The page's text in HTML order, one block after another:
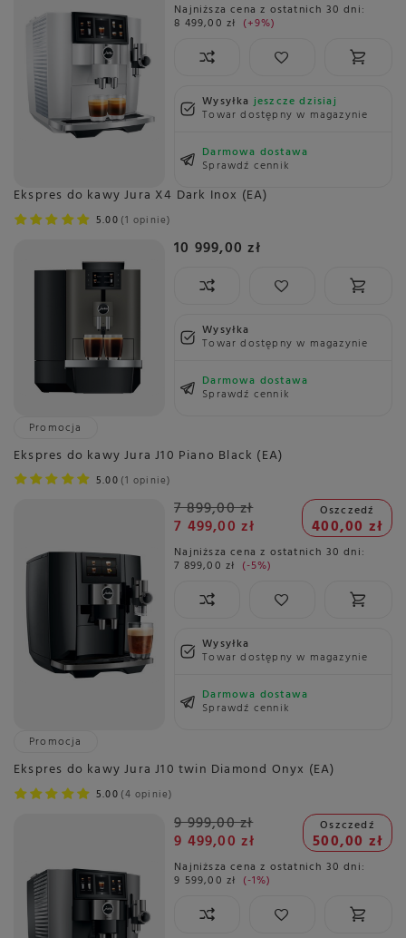
Najniższa cena z ostatnich 30 dni:
8 499,00 zł +9%
Wysyłkajeszcze dzisiaj
Towar dostępny w magazynie
Darmowa dostawa
Sprawdź cennik
Ekspres do kawy Jura X4 Dark Inox (EA)
5.00 1 opinie
10 999,00 zł
Wysyłka
Towar dostępny w magazynie
Darmowa dostawa
Sprawdź cennik
Promocja
Ekspres do kawy Jura J10 Piano Black (EA)
5.00 1 opinie
7 899,00 zł
7 499,00 zł
Oszczedź
400,00 zł
Najniższa cena z ostatnich 30 dni:
7 899,00 zł -5%
Wysyłka
Towar dostępny w magazynie
Darmowa dostawa
Sprawdź cennik
Promocja
Ekspres do kawy Jura J10 twin Diamond Onyx (EA)
5.00 4 opinie
9 999,00 zł
9 499,00 zł
Oszczedź
500,00 zł
Najniższa cena z ostatnich 30 dni:
9 599,00 zł -1%